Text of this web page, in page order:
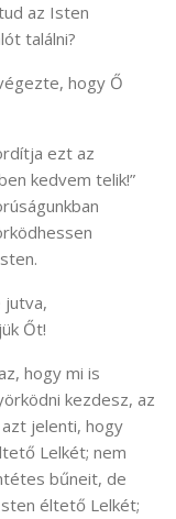
az Isten
találni?
hogy Ő
ezt az
kedvem telik!”
jutva,
Őt!
hogy mi is
kezdesz, az
azt jelenti, hogy
Lelkét; nem
bűneit, de
éltető Lelkét;